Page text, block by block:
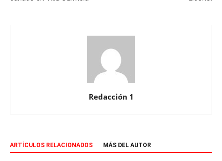
Redacción 1
ARTÍCULOS RELACIONADOS MÁS DEL AUTOR